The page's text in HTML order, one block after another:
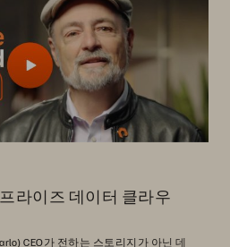
라이즈 데이터 클라우
CEO가 전하는 스토리지가 아닌 데